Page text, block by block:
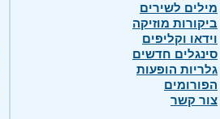
מילים לשירים
ביקורות מוזיקה
וידאו וקליפים
סינגלים חדשים
גלריות הופעות
הפורומים
צור קשר